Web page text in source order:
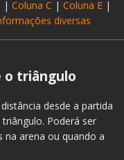
| Coluna C | Coluna E |
diversas
o triângulo
desde a partida
Poderá ser
na arena ou quando a